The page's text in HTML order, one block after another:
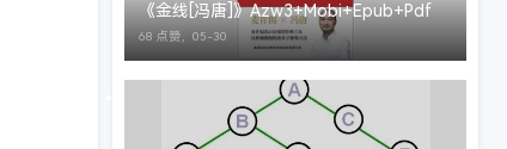
《金线[冯唐]》Azw3+Mobi+Epub+Pdf
68 点赞， 05-30